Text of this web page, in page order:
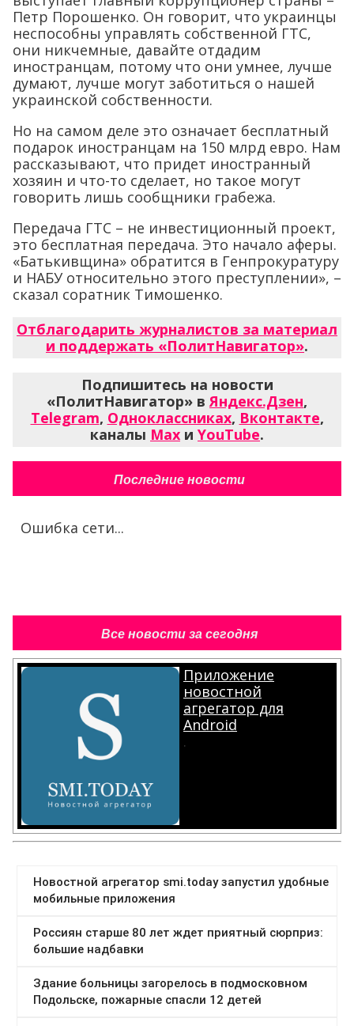
Петр Порошенко. Он говорит, что украинцы
неспособны управлять собственной ГТС,
они никчемные, давайте отдадим
иностранцам, потому что они умнее, лучше
думают, лучше могут заботиться о нашей
украинской собственности.
Но на самом деле это означает бесплатный
подарок иностранцам на 150 млрд евро. Нам
рассказывают, что придет иностранный
хозяин и что-то сделает, но такое могут
говорить лишь сообщники грабежа.
Передача ГТС – не инвестиционный проект,
это бесплатная передача. Это начало аферы.
«Батькивщина» обратится в Генпрокуратуру
и НАБУ относительно этого преступлении», –
сказал соратник Тимошенко.
Отблагодарить журналистов за материал
и поддержать «ПолитНавигатор».
Подпишитесь на новости
«ПолитНавигатор» вЯндекс.Дзен,
Telegram, Одноклассниках, Вконтакте,
каналы Max и YouTube.
Последние новости
Ошибка сети...
Все новости за сегодня
Приложение
новостной
агрегатор для
Android
.